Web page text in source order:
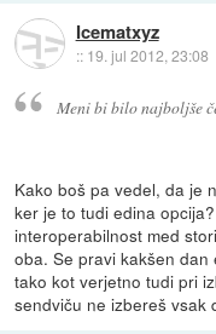
Icematxyz
:: 19. jul 2012, 23:08
Meni bi bilo najboljše
Kako boš pa vedel, da je
ker je to tudi edina
interoperabilnost med
oba. Se pravi kakšen
tako kot verjetno tudi pri
sendviču ne izbereš vsak